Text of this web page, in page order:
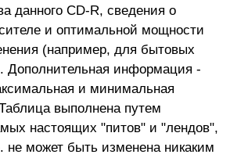
данного CD-R, сведения о
и оптимальной мощности
(например, для бытовых
Дополнительная информация -
и минимальная
выполнена путем
настоящих "питов" и "лендов",
не может быть изменена никаким